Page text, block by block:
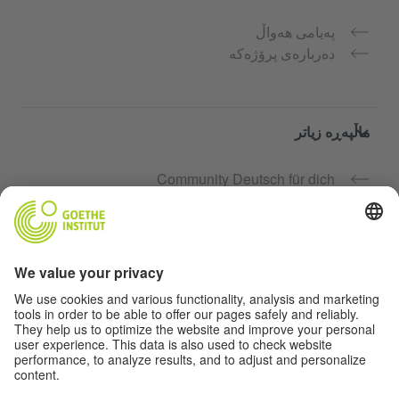
پەیامی هەواڵ
دەربارەی پرۆژەکە
ماڵپەڕە زیاتر
Community Deutsch für dich
تایبەتمەندی و دەستگەیشتن بە ئاسان
ڕێکخستی پارێزگاری زانیاری نهێنی